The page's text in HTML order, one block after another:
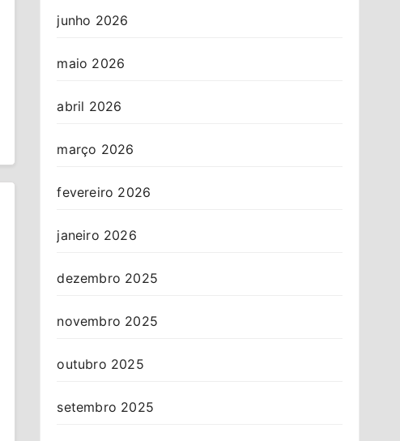
junho 2026
maio 2026
abril 2026
março 2026
fevereiro 2026
janeiro 2026
dezembro 2025
novembro 2025
outubro 2025
setembro 2025